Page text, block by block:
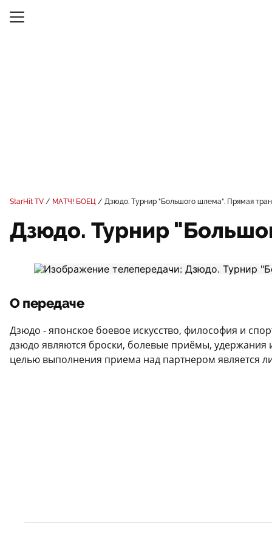
StarHit TV МАТЧ! БОЕЦ Дзюдо. Турнир "Большого шлема". Прямая
Дзюдо. Турнир
О передаче
Дзюдо - японское боевое искусство, философия и
дзюдо являются броски, болевые приёмы, удержания
целью выполнения приема над партнером является